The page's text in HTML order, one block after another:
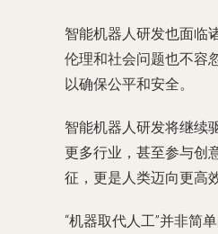
智能机器人研发也面临
伦理和社会问题也不容
以确保公平和安全。
智能机器人研发将继续
更多行业，甚至参与创
征，更是人类迈向更高
“机器取代人工”并非简